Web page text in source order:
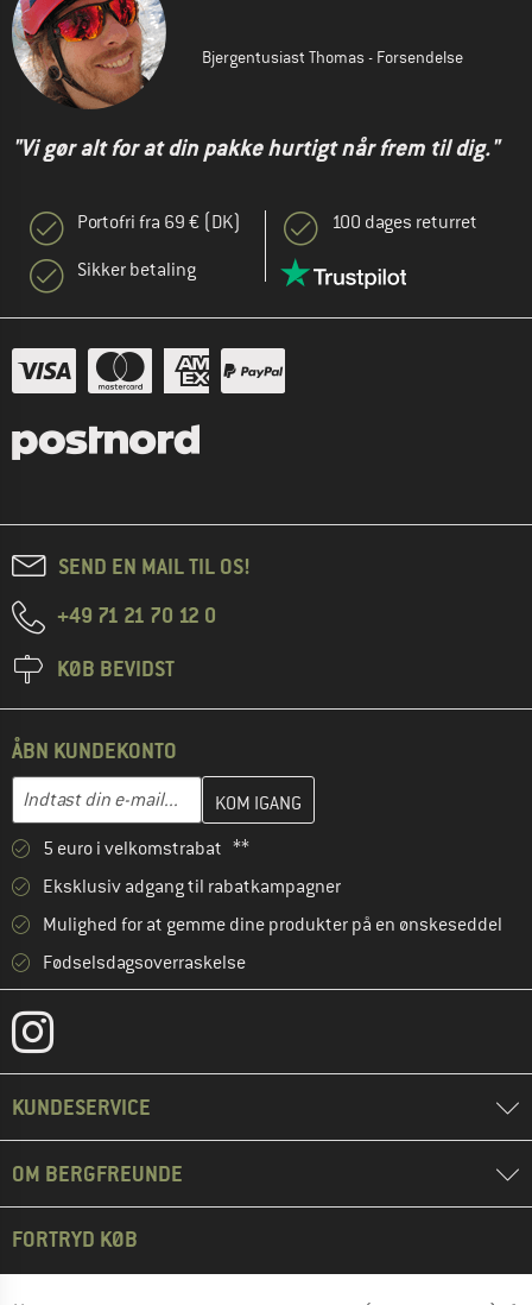
Bjergentusiast Thomas - Forsendelse
"Vi gør alt for at din pakke hurtigt når frem til dig."
Portofri fra 69 € (DK)
Sikker betaling
100 dages returret
SEND EN MAIL TIL OS!
+49 71 21 70 12 0
KØB BEVIDST
ÅBN KUNDEKONTO
E-mail-adresse
Indtast din e-mailadresse her, og opret i næste trin din
5 euro i velkomstrabat **
Eksklusiv adgang til rabatkampagner
Mulighed for at gemme dine produkter på en ønskeseddel
Fødselsdagsoverraskelse
KUNDESERVICE
OM BERGFREUNDE
FORTRYD KØB